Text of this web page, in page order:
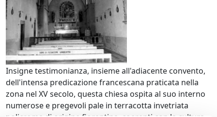
Insigne testimonianza, insieme all'adiacente convento,
dell'intensa predicazione francescana praticata nella
zona nel XV secolo, questa chiesa ospita al suo interno
numerose e pregevoli pale in terracotta invetriata